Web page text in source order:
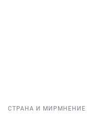
СТРАНА И МИР МНЕНИЕ